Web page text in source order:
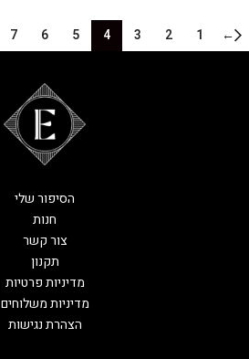
←
1
2
3
4
5
6
7
הסיפור שלי
חנות
צור קשר
תקנון
מדיניות פרטיות
מדיניות משלוחים
הצהרת נגישות